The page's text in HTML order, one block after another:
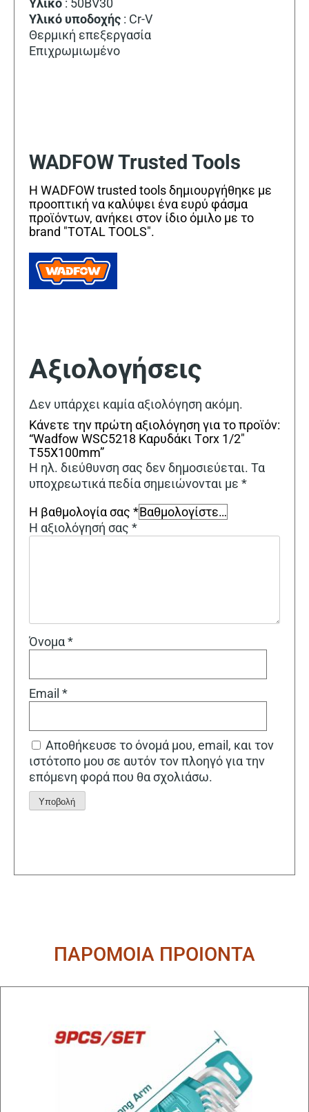
Υλικό : 50BV30
Υλικό υποδοχής : Cr-V
Θερμική επεξεργασία
Επιχρωμιωμένο
WADFOW Trusted Tools
Η WADFOW trusted tools δημιουργήθηκε με
προοπτική να καλύψει ένα ευρύ φάσμα
προϊόντων, ανήκει στον ίδιο όμιλο με το
brand "TOTAL TOOLS".
Αξιολογήσεις
Δεν υπάρχει καμία αξιολόγηση ακόμη.
Κάνετε την πρώτη αξιολόγηση για το προϊόν:
“Wadfow WSC5218 Καρυδάκι Τorx 1/2″
T55Χ100mm”
Η ηλ. διεύθυνση σας δεν δημοσιεύεται. Τα
υποχρεωτικά πεδία σημειώνονται με *
Η βαθμολογία σας *
Η αξιολόγησή σας *
Όνομα*
Email *
Αποθήκευσε το όνομά μου, email, και τον
ιστότοπο μου σε αυτόν τον πλοηγό για την
επόμενη φορά που θα σχολιάσω.
ΠΑΡΟΜΟΙΑ ΠΡΟΙΟΝΤΑ